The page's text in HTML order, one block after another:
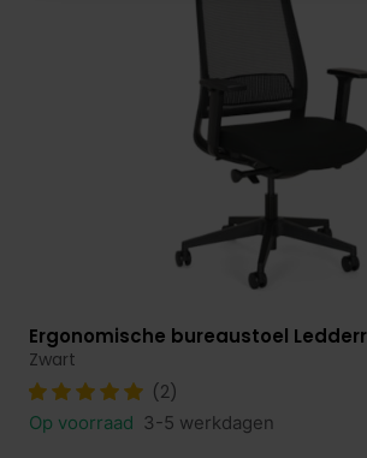
Bekijk product
Ergonomische bureaustoel
Zwart
(2)
Op voorraad 3-5 werkdagen